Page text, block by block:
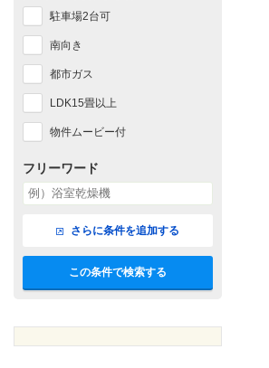
駐車場2台可
南向き
都市ガス
LDK15畳以上
物件ムービー付
フリーワード
さらに条件を追加する
この条件で検索する